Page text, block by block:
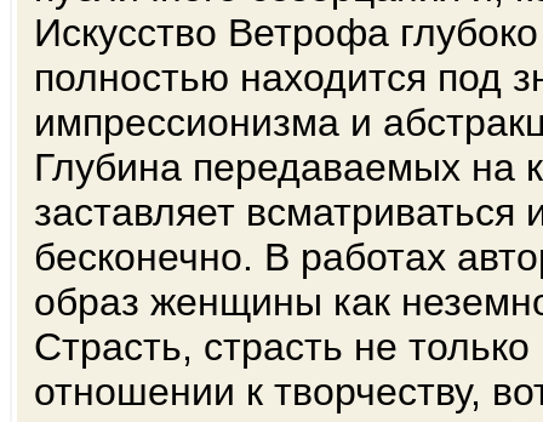
Искусство Ветрофа
полностью находится под
импрессионизма и
Глубина передаваемых на
заставляет всматриваться
бесконечно. В работах
образ женщины как
Страсть, страсть не
отношении к творчеству,